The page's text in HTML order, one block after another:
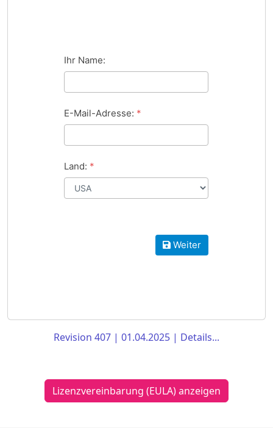
Revision 407 | 01.04.2025 | Details...
Lizenzvereinbarung (EULA) anzeigen